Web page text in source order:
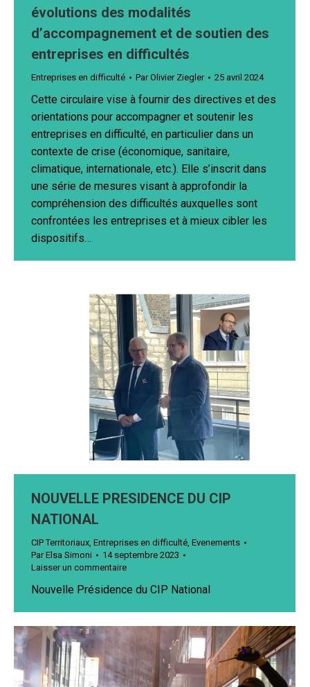
évolutions des modalités
d’accompagnement et de soutien des
entreprises en difficultés
Entreprises en difficulté ParOlivier Ziegler 25 avril 2024
Cette circulaire vise à fournir des directives et des
orientations pour accompagner et soutenir les
entreprises en difficulté, en particulier dans un
contexte de crise (économique, sanitaire,
climatique, internationale, etc.). Elle s’inscrit dans
une série de mesures visant à approfondir la
compréhension des difficultés auxquelles sont
confrontées les entreprises et à mieux cibler les
dispositifs…
NOUVELLE PRESIDENCE DU CIP
NATIONAL
CIP Territoriaux Entreprises en difficulté Evenements
ParElsa Simoni
14 septembre 2023
Laisser un commentaire
Nouvelle Présidence du CIP National